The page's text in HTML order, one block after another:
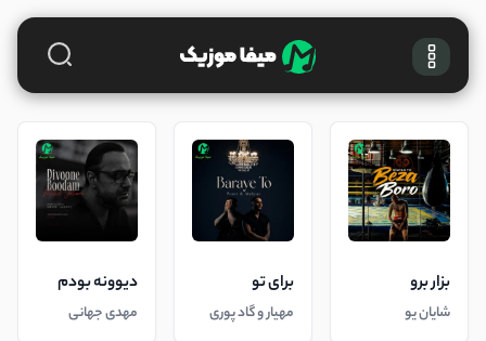
بزار برو
شایان یو
برای تو
مهیار و گاد پوری
دیوونه بودم
مهدی جهانی